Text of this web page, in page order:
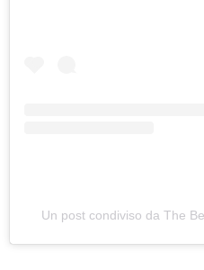
Un post condiviso da The